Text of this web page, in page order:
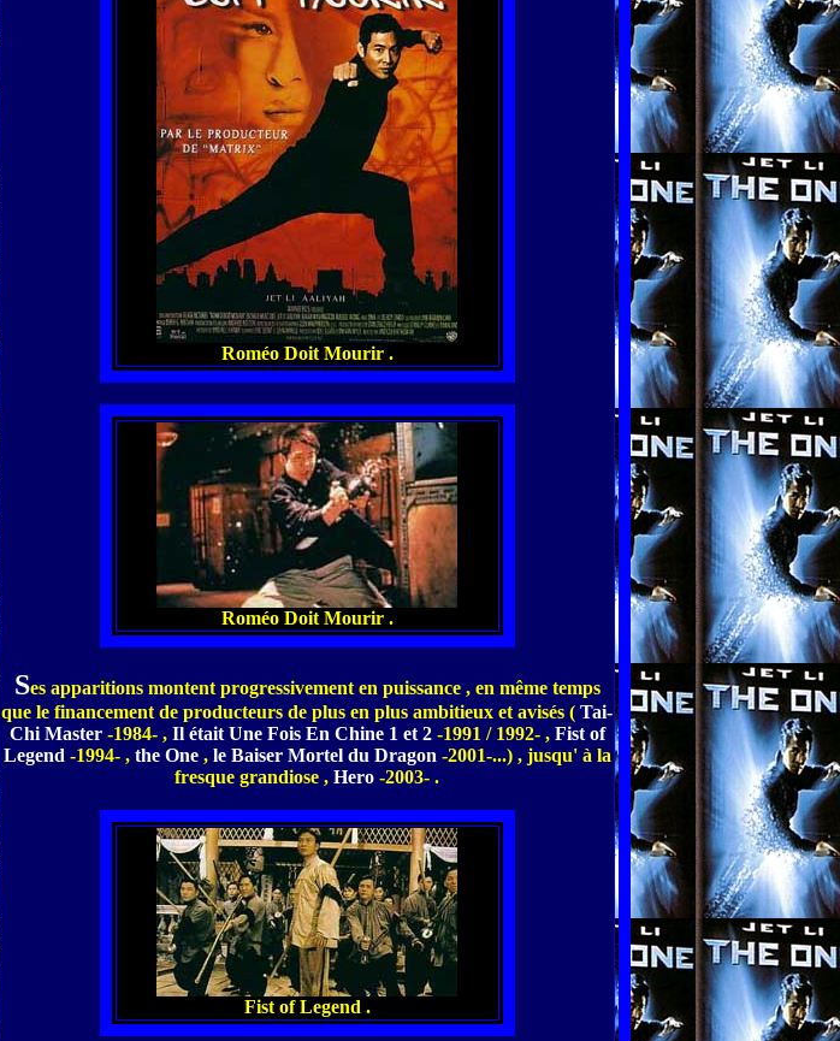
Roméo Doit Mourir .
Roméo Doit Mourir .
Ses apparitions montent progressivement en puissance , en même temps
que le financement de producteurs de plus en plus ambitieux et avisés ( Tai-
Chi Master -1984- , Il était Une Fois En Chine 1 et 2-1991 / 1992- , Fist of
Legend -1994- , the One, le Baiser Mortel du Dragon -2001-...) , jusqu' à la
fresque grandiose , Hero -2003- .
Fist of Legend .